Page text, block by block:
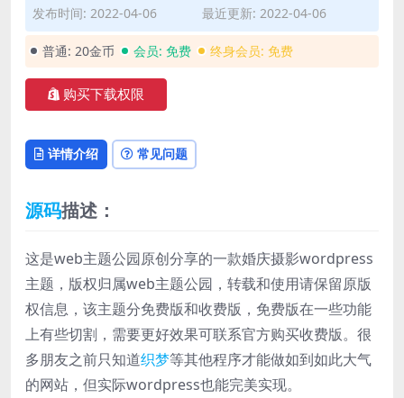
发布时间: 2022-04-06
最近更新: 2022-04-06
普通: 20金币 会员: 免费 终身会员: 免费
购买下载权限
详情介绍 常见问题
源码描述：
这是web主题公园原创分享的一款婚庆摄影wordpress
主题，版权归属web主题公园，转载和使用请保留原版
权信息，该主题分免费版和收费版，免费版在一些功能
上有些切割，需要更好效果可联系官方购买收费版。很
多朋友之前只知道织梦等其他程序才能做如到如此大气
的网站，但实际wordpress也能完美实现。